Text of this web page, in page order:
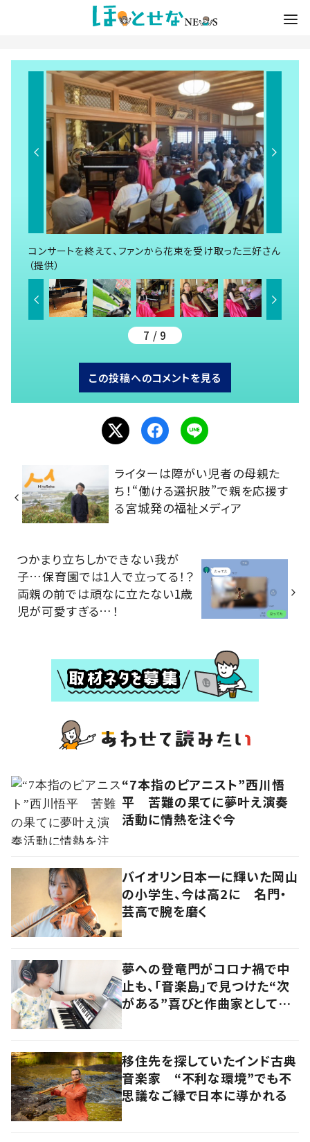
コンサートを終えて、ファンから花束を受け取った三好さん
（提供）
7 / 9
この投稿へのコメントを見る
ライターは障がい児者の母親た
ち！“働ける選択肢”で親を応援す
る宮城発の福祉メディア
つかまり立ちしかできない我が
子…保育園では1人で立ってる！？
両親の前では頑なに立たない1歳
児が可愛すぎる…！
“7本指のピアニスト”西川悟
平 苦難の果てに夢叶え演奏
活動に情熱を注ぐ今
バイオリン日本一に輝いた岡山
の小学生、今は高2に 名門・
芸高で腕を磨く
夢への登竜門がコロナ禍で中
止も、「音楽島」で見つけた“次
がある”喜びと作曲家としての
移住先を探していたインド古典
音楽家 “不利な環境”でも不
思議なご縁で日本に導かれる